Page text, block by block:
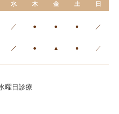
水 木 金 土 日
／ ● ● ● ／
／ ● ▲ ● ／
曜日診療